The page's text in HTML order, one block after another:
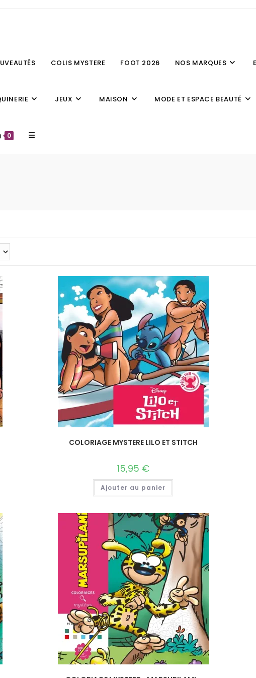
COLIS MYSTERE FOOT 2026 NOS MARQUES
JEUX MAISON MODE ET ESPACE BEAUTÉ
0
COLORIAGE MYSTERE LILO ET STITCH
15,95 €
Ajouter au panier